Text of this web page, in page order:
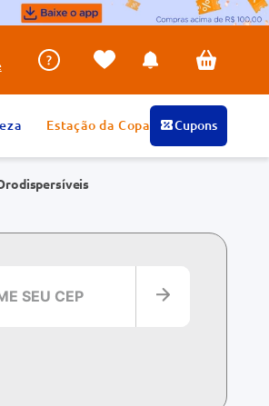
Estação da Copa Cupons